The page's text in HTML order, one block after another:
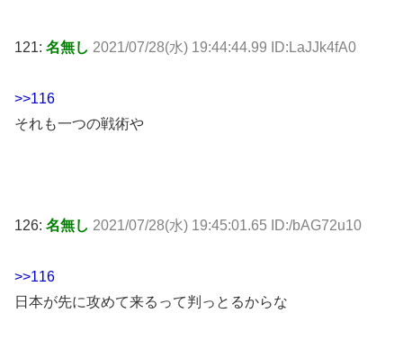
121: 名無し 2021/07/28(水) 19:44:44.99 ID:LaJJk4fA0
>>116
それも一つの戦術や
126: 名無し 2021/07/28(水) 19:45:01.65 ID:/bAG72u10
>>116
日本が先に攻めて来るって判っとるからな